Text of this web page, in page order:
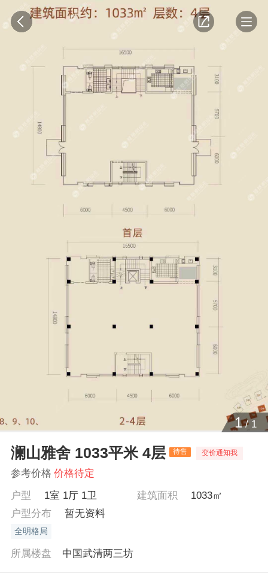
1/ 1
澜山雅舍 1033平米 4层 待售 变价通知我
参考价格 价格待定
户型
1室 1厅 1卫 建筑面积
1033㎡
户型分布
暂无资料
全明格局
所属楼盘 中国武清两三坊